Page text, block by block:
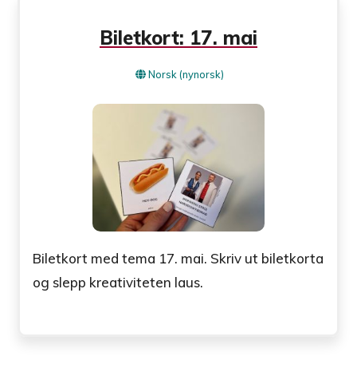
Biletkort: 17. mai
Norsk (nynorsk)
Biletkort med tema 17. mai. Skriv ut biletkorta
og slepp kreativiteten laus.